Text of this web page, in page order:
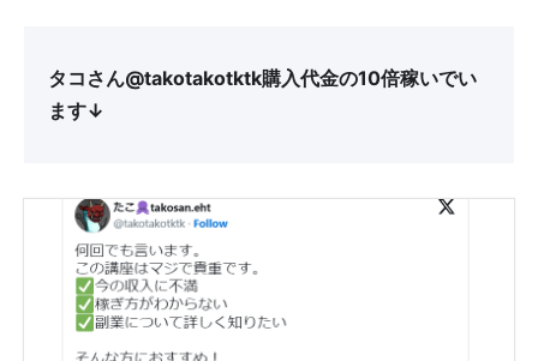
タコさん@takotakotktk購入代金の10倍稼いでい
ます↓